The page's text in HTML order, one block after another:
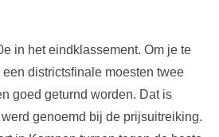
in het eindklassement. Om je te
districtsfinale moesten twee
goed geturnd worden. Dat is
genoemd bij de prijsuitreiking.